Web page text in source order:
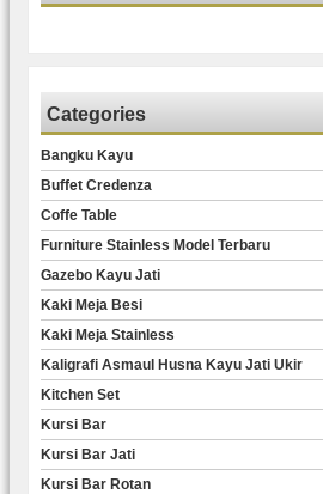
Categories
Bangku Kayu
Buffet Credenza
Coffe Table
Furniture Stainless Model Terbaru
Gazebo Kayu Jati
Kaki Meja Besi
Kaki Meja Stainless
Kaligrafi Asmaul Husna Kayu Jati Ukir
Kitchen Set
Kursi Bar
Kursi Bar Jati
Kursi Bar Rotan